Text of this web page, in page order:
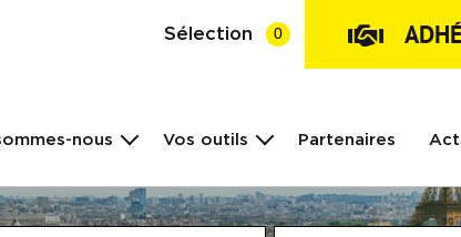
Sélection 0
nous Vos outils Partenaires